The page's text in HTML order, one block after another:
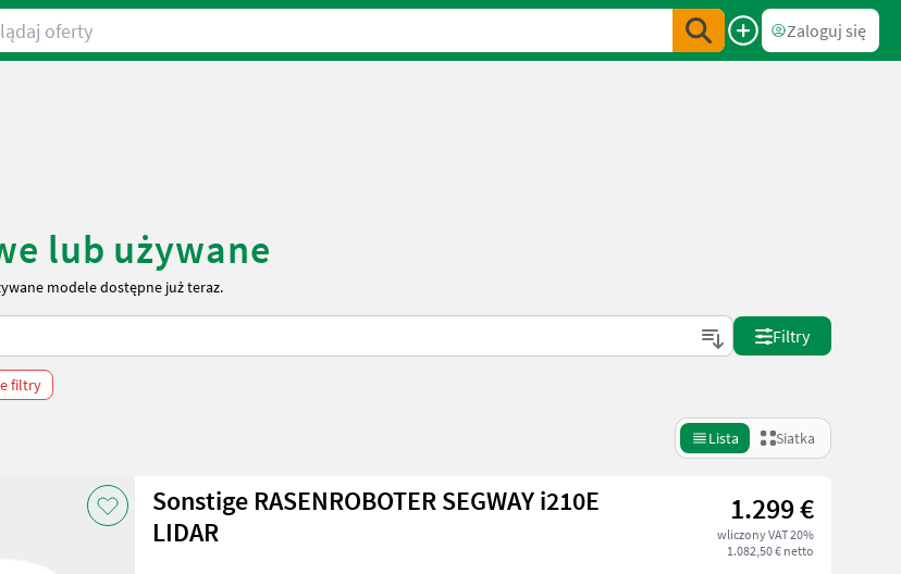
oferty
Zaloguj się
lub używane
modele dostępne już teraz.
Filtry
filtry
Lista Siatka
Sonstige RASENROBOTER SEGWAY i210E
LIDAR
1.299 €
wliczony VAT 20%
1.082,50 € netto